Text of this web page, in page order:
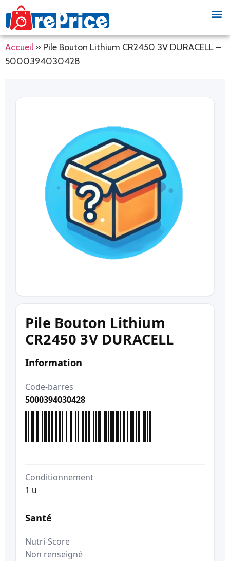
Accueil » Pile Bouton Lithium CR2450 3V DURACELL –
5000394030428
Pile Bouton Lithium
CR2450 3V DURACELL
Information
Code-barres
5000394030428
Conditionnement
1 u
Santé
Nutri-Score
Non renseigné